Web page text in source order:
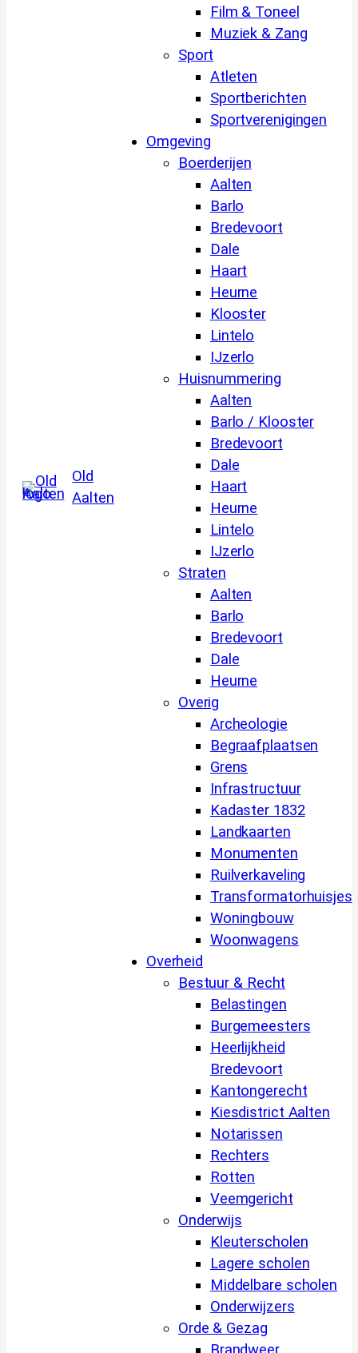
Old
Aalten
Film & Toneel
Muziek & Zang
Sport
Atleten
Sportberichten
Sportverenigingen
Omgeving
Boerderijen
Aalten
Barlo
Bredevoort
Dale
Haart
Heurne
Klooster
Lintelo
IJzerlo
Huisnummering
Aalten
Barlo / Klooster
Bredevoort
Dale
Haart
Heurne
Lintelo
IJzerlo
Straten
Aalten
Barlo
Bredevoort
Dale
Heurne
Overig
Archeologie
Begraafplaatsen
Grens
Infrastructuur
Kadaster 1832
Landkaarten
Monumenten
Ruilverkaveling
Transformatorhuisjes
Woningbouw
Woonwagens
Overheid
Bestuur & Recht
Belastingen
Burgemeesters
Heerlijkheid
Bredevoort
Kantongerecht
Kiesdistrict Aalten
Notarissen
Rechters
Rotten
Veemgericht
Onderwijs
Kleuterscholen
Lagere scholen
Middelbare scholen
Onderwijzers
Orde & Gezag